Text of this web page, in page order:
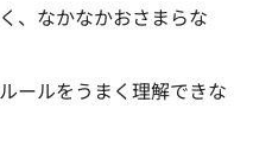
、なかなかおさまらな
ールをうまく理解できな